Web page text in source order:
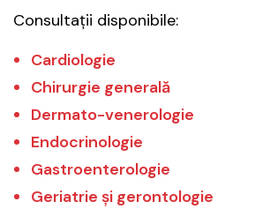
Consultații disponibile:
Cardiologie
Chirurgie generală
Dermato-venerologie
Endocrinologie
Gastroenterologie
Geriatrie și gerontologie